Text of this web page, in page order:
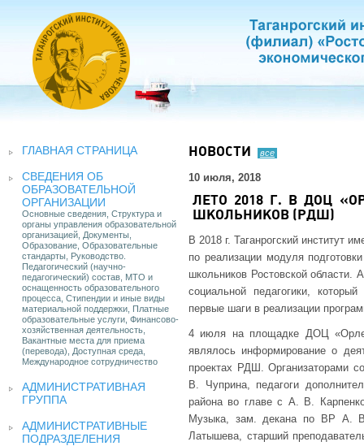
ГЛАВНАЯ СТРАНИЦА
СВЕДЕНИЯ ОБ
ОБРАЗОВАТЕЛЬНОЙ
ОРГАНИЗАЦИИ
Основные сведения, Структура и
органы управления образовательной
организацией, Документы,
Образование, Образовательные
стандарты, Руководство.
Педагогический (научно-
педагогический) состав, МТО и
оснащенность образовательного
процесса, Стипендии и иные виды
материальной поддержки, Платные
образовательные услуги, Финансово-
хозяйственная деятельность,
Вакантные места для приема
(перевода), Доступная среда,
Международное сотрудничество
АДМИНИСТРАТИВНАЯ
ГРУППА
АДМИНИСТРАТИВНЫЕ
ПОДРАЗДЕЛЕНИЯ
НОВОСТИ все
10 июля, 2018
ЛЕТО 2018 Г. В ДОЦ
ШКОЛЬНИКОВ (РДШ)
В 2018 г. Таганрогский
по реализации модуля
школьников Ростовской области.
социальной педагогики,
первые шаги в реализации
4 июля на площадке ДОЦ
являлось информирование о
проектах РДШ. Организаторами
В. Чуприна, педагоги
района во главе с А. В.
Музыка, зам. декана по ВР А.
Латышева, старший